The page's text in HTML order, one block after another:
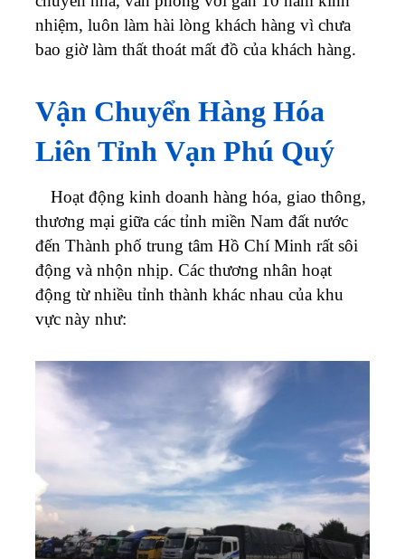
nhiệm, luôn làm hài lòng khách hàng vì chưa
bao giờ làm thất thoát mất đồ của khách hàng.
Vận Chuyển Hàng Hóa
Liên Tỉnh Vạn Phú Quý
Hoạt động kinh doanh hàng hóa, giao thông,
thương mại giữa các tỉnh miền Nam đất nước
đến Thành phố trung tâm Hồ Chí Minh rất sôi
động và nhộn nhịp. Các thương nhân hoạt
động từ nhiều tỉnh thành khác nhau của khu
vực này như: